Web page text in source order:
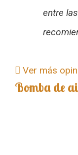
entre
Ver más
Bomba de